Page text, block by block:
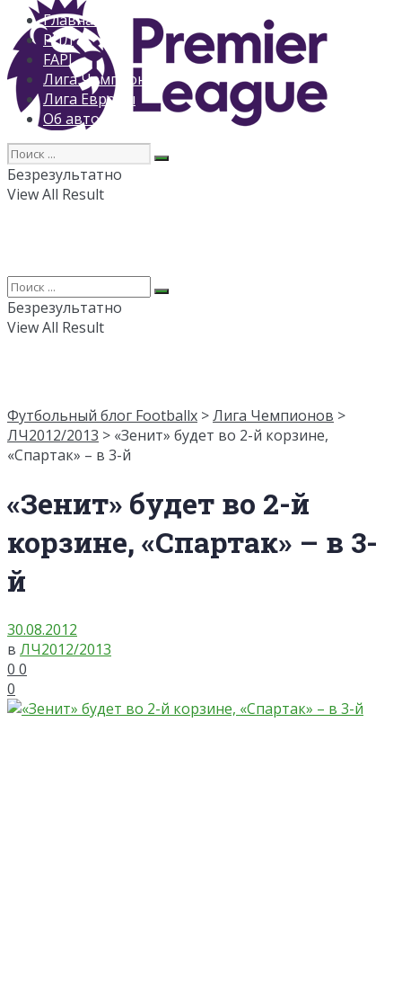
Главная
РПЛ
FAPL
Лига Чемпионов
Лига Европы
Об авторе
Безрезультатно
View All Result
Безрезультатно
View All Result
Футбольный блог Footballx >Лига Чемпионов >
ЛЧ2012/2013 > «Зенит» будет во 2-й корзине,
«Спартак» – в 3-й
«Зенит» будет во 2-й
корзине, «Спартак» – в 3-
й
30.08.2012
в ЛЧ2012/2013
0 0
0